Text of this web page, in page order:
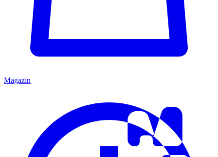
Magazin